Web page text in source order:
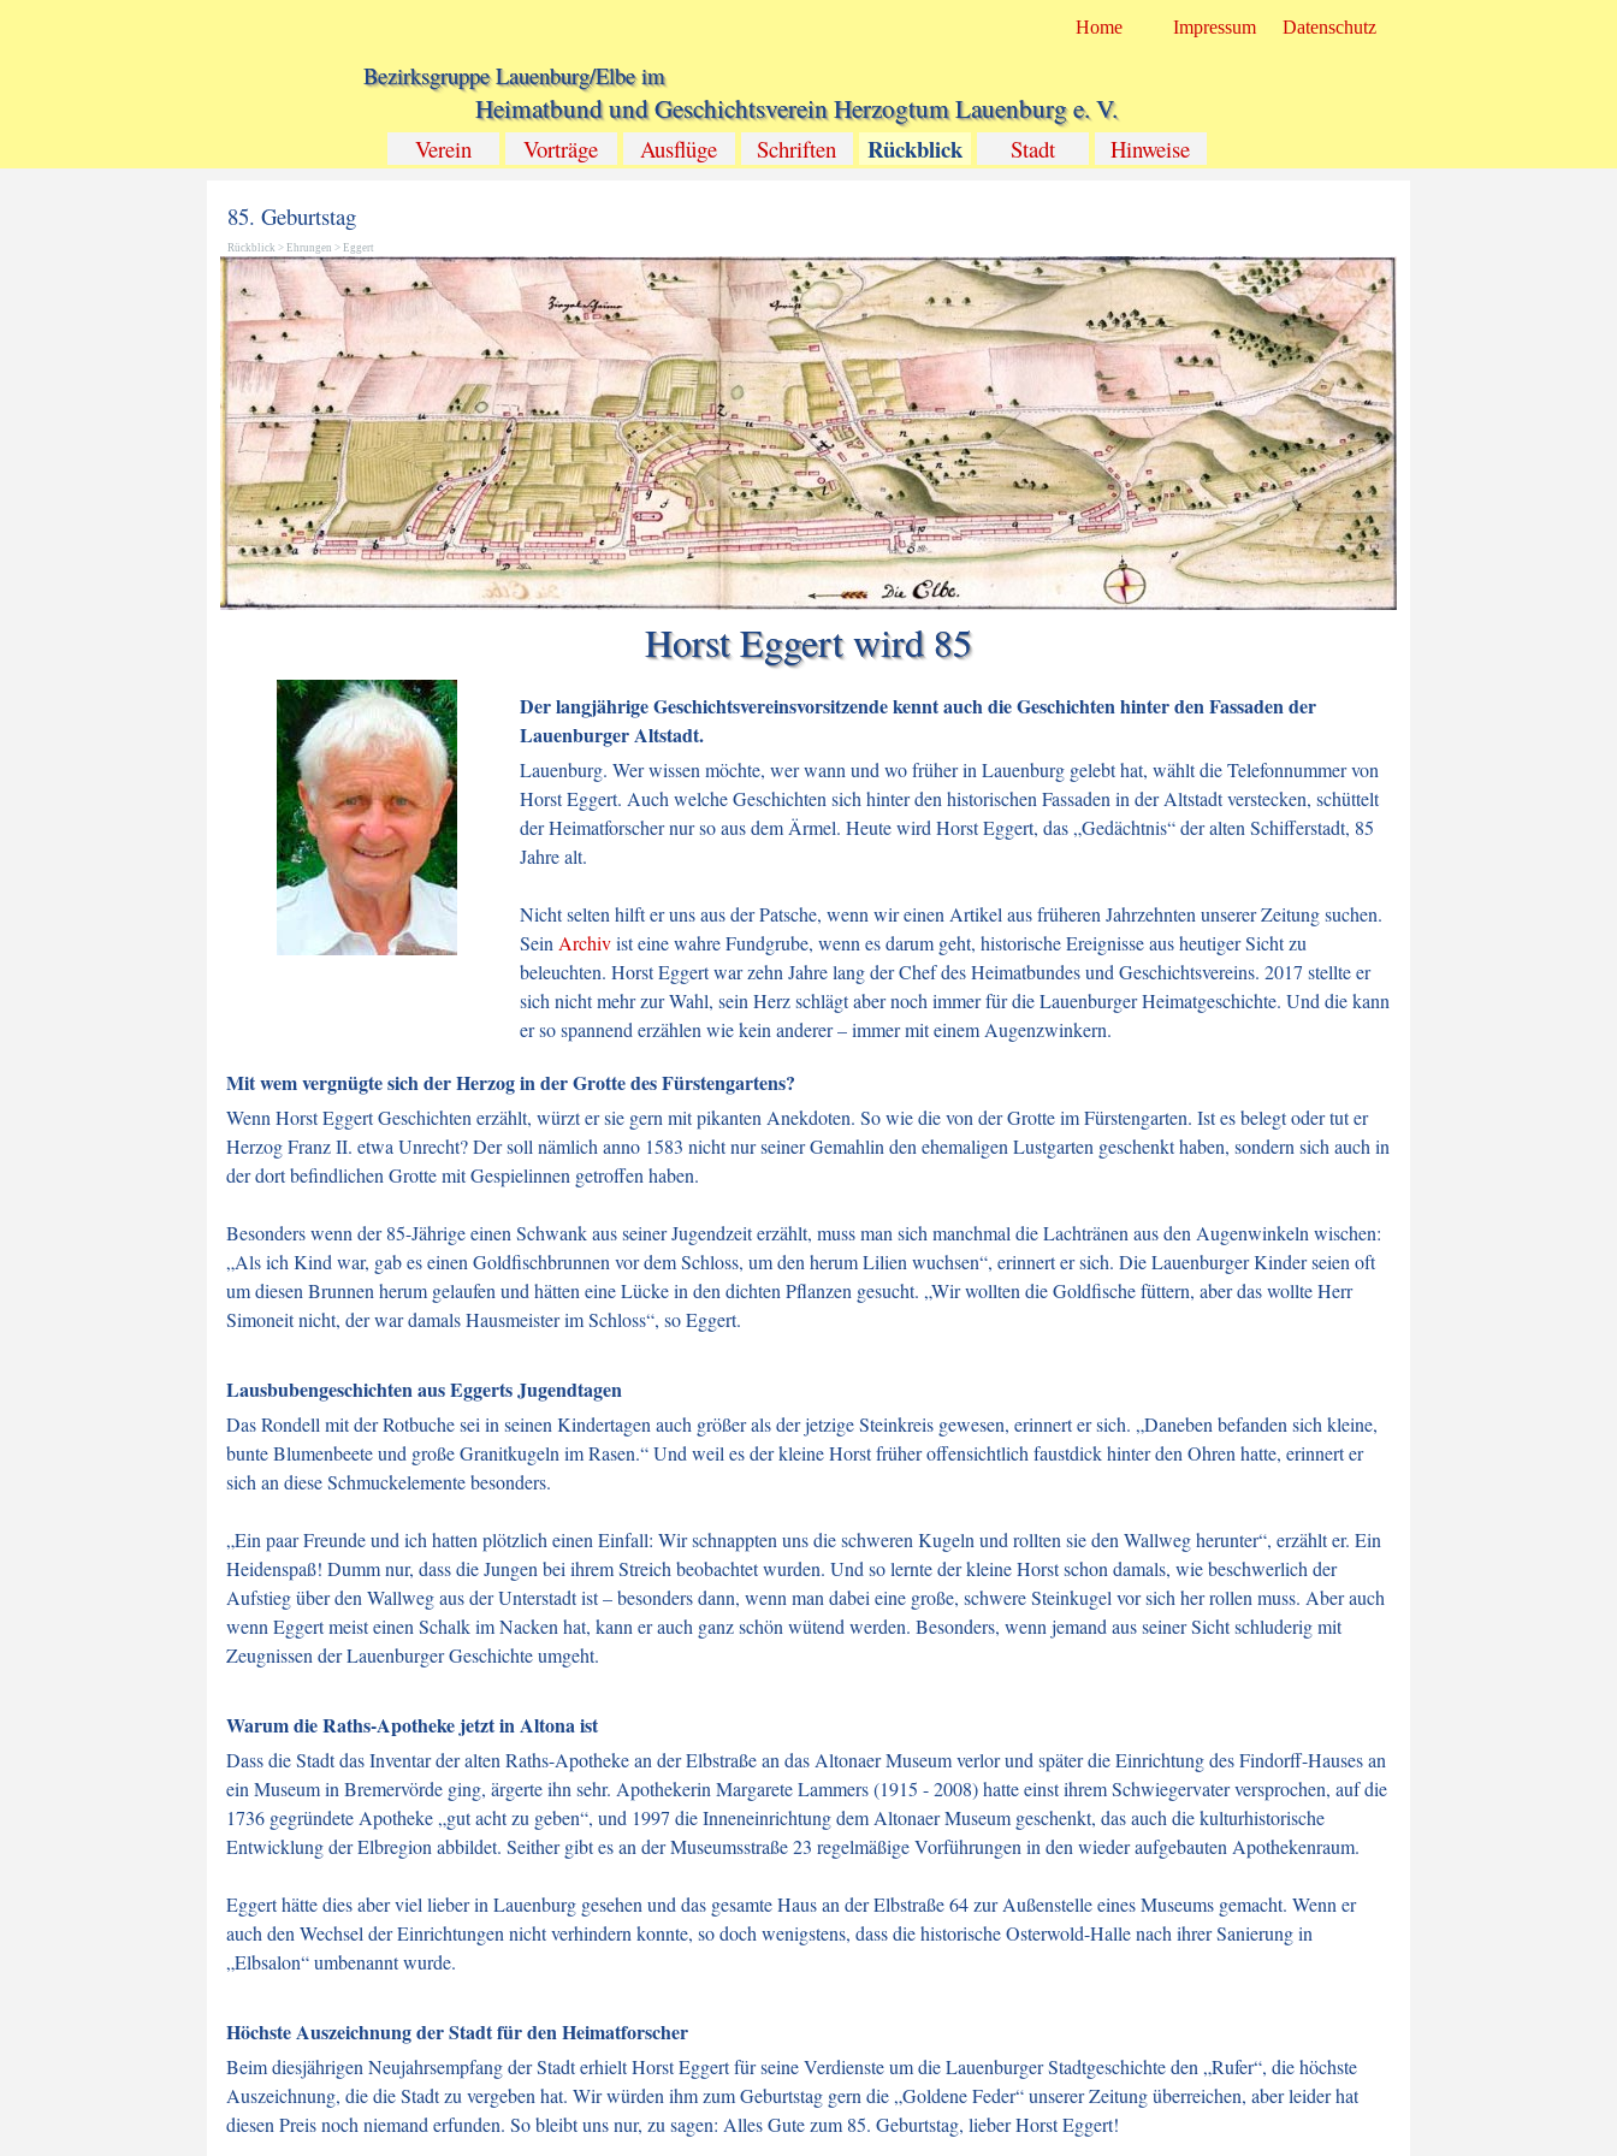
Bezirksgruppe Lauenburg/Elbe im
Home Impressum Datenschutz
Menü überspringen
Verein ▼
Vorträge Ausflüge Schriften ▼
Rückblick ▼
Stadt ▼
Hinweise
Heimatbund und Geschichtsverein Herzogtum Lauenburg e. V.
85. Geburtstag
Rückblick >Ehrungen >Eggert
Horst Eggert wird 85
Der langjährige Geschichtsvereinsvorsitzende kennt auch die Geschichten hinter den Fassaden der
Lauenburger Altstadt.
Lauenburg. Wer wissen möchte, wer wann und wo früher in Lauenburg gelebt hat, wählt die Telefonnummer von
Horst Eggert. Auch welche Geschichten sich hinter den historischen Fassaden in der Altstadt verstecken, schüttelt
der Heimatforscher nur so aus dem Ärmel. Heute wird Horst Eggert, das „Gedächtnis“ der alten Schifferstadt, 85
Jahre alt.
Nicht selten hilft er uns aus der Patsche, wenn wir einen Artikel aus früheren Jahrzehnten unserer Zeitung suchen.
Sein Archivist eine wahre Fundgrube, wenn es darum geht, historische Ereignisse aus heutiger Sicht zu
beleuchten. Horst Eggert war zehn Jahre lang der Chef des Heimatbundes und Geschichtsvereins. 2017 stellte er
sich nicht mehr zur Wahl, sein Herz schlägt aber noch immer für die Lauenburger Heimatgeschichte. Und die kann
er so spannend erzählen wie kein anderer – immer mit einem Augenzwinkern.
Mit wem vergnügte sich der Herzog in der Grotte des Fürstengartens?
Wenn Horst Eggert Geschichten erzählt, würzt er sie gern mit pikanten Anekdoten. So wie die von der Grotte im Fürstengarten. Ist es belegt oder tut er
Herzog Franz II. etwa Unrecht? Der soll nämlich anno 1583 nicht nur seiner Gemahlin den ehemaligen Lustgarten geschenkt haben, sondern sich auch in
der dort befindlichen Grotte mit Gespielinnen getroffen haben.
Besonders wenn der 85-Jährige einen Schwank aus seiner Jugendzeit erzählt, muss man sich manchmal die Lachtränen aus den Augenwinkeln wischen:
„Als ich Kind war, gab es einen Goldfischbrunnen vor dem Schloss, um den herum Lilien wuchsen“, erinnert er sich. Die Lauenburger Kinder seien oft
um diesen Brunnen herum gelaufen und hätten eine Lücke in den dichten Pflanzen gesucht. „Wir wollten die Goldfische füttern, aber das wollte Herr
Simoneit nicht, der war damals Hausmeister im Schloss“, so Eggert.
Lausbubengeschichten aus Eggerts Jugendtagen
Das Rondell mit der Rotbuche sei in seinen Kindertagen auch größer als der jetzige Steinkreis gewesen, erinnert er sich. „Daneben befanden sich kleine,
bunte Blumenbeete und große Granitkugeln im Rasen.“ Und weil es der kleine Horst früher offensichtlich faustdick hinter den Ohren hatte, erinnert er
sich an diese Schmuckelemente besonders.
„Ein paar Freunde und ich hatten plötzlich einen Einfall: Wir schnappten uns die schweren Kugeln und rollten sie den Wallweg herunter“, erzählt er. Ein
Heidenspaß! Dumm nur, dass die Jungen bei ihrem Streich beobachtet wurden. Und so lernte der kleine Horst schon damals, wie beschwerlich der
Aufstieg über den Wallweg aus der Unterstadt ist – besonders dann, wenn man dabei eine große, schwere Steinkugel vor sich her rollen muss. Aber auch
wenn Eggert meist einen Schalk im Nacken hat, kann er auch ganz schön wütend werden. Besonders, wenn jemand aus seiner Sicht schluderig mit
Zeugnissen der Lauenburger Geschichte umgeht.
Warum die Raths-Apotheke jetzt in Altona ist
Dass die Stadt das Inventar der alten Raths-Apotheke an der Elbstraße an das Altonaer Museum verlor und später die Einrichtung des Findorff-Hauses an
ein Museum in Bremervörde ging, ärgerte ihn sehr. Apothekerin Margarete Lammers (1915 - 2008) hatte einst ihrem Schwiegervater versprochen, auf die
1736 gegründete Apotheke „gut acht zu geben“, und 1997 die Inneneinrichtung dem Altonaer Museum geschenkt, das auch die kulturhistorische
Entwicklung der Elbregion abbildet. Seither gibt es an der Museumsstraße 23 regelmäßige Vorführungen in den wieder aufgebauten Apothekenraum.
Eggert hätte dies aber viel lieber in Lauenburg gesehen und das gesamte Haus an der Elbstraße 64 zur Außenstelle eines Museums gemacht. Wenn er
auch den Wechsel der Einrichtungen nicht verhindern konnte, so doch wenigstens, dass die historische Osterwold-Halle nach ihrer Sanierung in
„Elbsalon“umbenannt wurde.
Höchste Auszeichnung der Stadt für den Heimatforscher
Beim diesjährigen Neujahrsempfang der Stadt erhielt Horst Eggert für seine Verdienste um die Lauenburger Stadtgeschichte den „Rufer“, die höchste
Auszeichnung, die die Stadt zu vergeben hat. Wir würden ihm zum Geburtstag gern die „Goldene Feder“ unserer Zeitung überreichen, aber leider hat
diesen Preis noch niemand erfunden. So bleibt uns nur, zu sagen: Alles Gute zum 85. Geburtstag, lieber Horst Eggert!